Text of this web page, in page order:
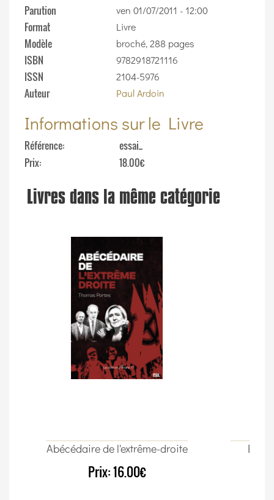
Parution ven 01/07/2011 - 12:00
Format Livre
Modèle broché, 288 pages
ISBN 9782918721116
ISSN 2104-5976
Auteur Paul Ardoin
Informations sur le Livre
Référence
essai_
Prix
18.00€
Livres dans la même catégorie
Abécédaire de l'extrême-droite
Prix:16.00€